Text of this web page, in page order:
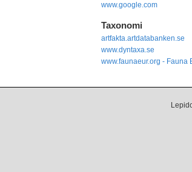
www.google.com
Taxonomi
artfakta.artdatabanken.se
www.dyntaxa.se
www.faunaeur.org - Fauna